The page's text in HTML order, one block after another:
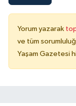
Yorum yazarak
ve tüm
Yaşam Gazetesi